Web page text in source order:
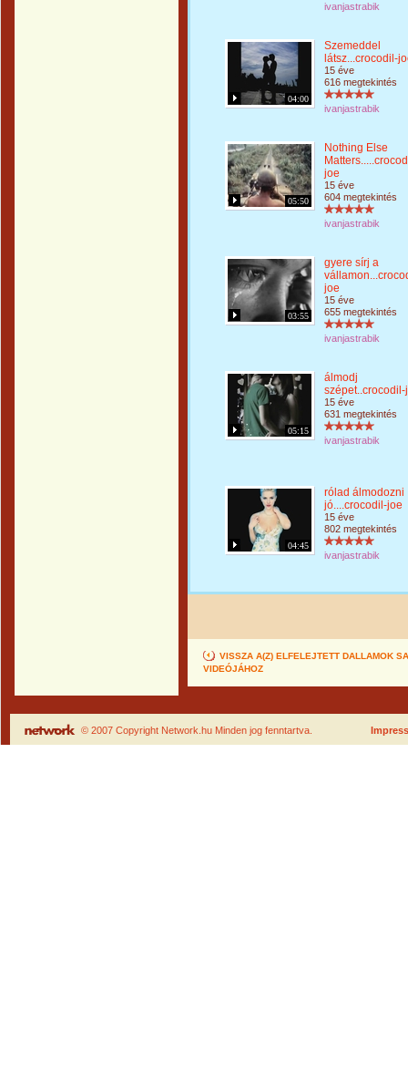
ivanjastrabik
04:00
Szemeddel
látsz...crocodil-
15 éve
616 megtekintés
ivanjastrabik
05:50
Nothing Else
joe
15 éve
604 megtekintés
ivanjastrabik
03:55
gyere sírj a
joe
15 éve
655 megtekintés
ivanjastrabik
05:15
álmodj
szépet..crocodil-
15 éve
631 megtekintés
ivanjastrabik
04:45
rólad álmodozni
jó....crocodil-joe
15 éve
802 megtekintés
ivanjastrabik
VISSZA A(Z) ELFELEJTETT DALLAMOK
VIDEÓJÁHOZ
© 2007 Copyright Network.hu Minden jog fenntartva.